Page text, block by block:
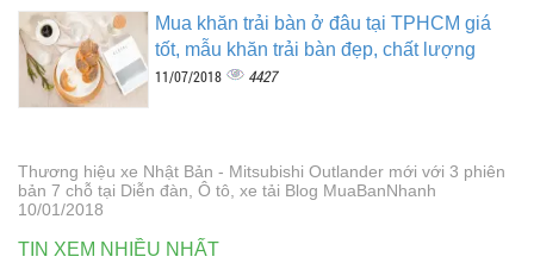
Mua khăn trải bàn ở đâu tại TPHCM giá
tốt, mẫu khăn trải bàn đẹp, chất lượng
11/07/2018 4427
Thương hiệu xe Nhật Bản - Mitsubishi Outlander mới với 3 phiên
bản 7 chỗ tại Diễn đàn, Ô tô, xe tải Blog MuaBanNhanh
10/01/2018
TIN XEM NHIỀU NHẤT